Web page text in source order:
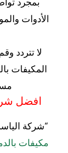
الأدوات
لا تتردد
المكيفات
افضل
“شركة
مكيفات